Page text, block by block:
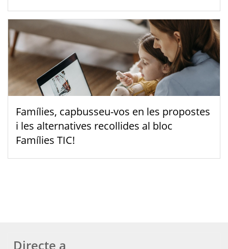
Famílies, capbusseu-vos en les propostes
i les alternatives recollides al bloc
Famílies TIC!
Directe a